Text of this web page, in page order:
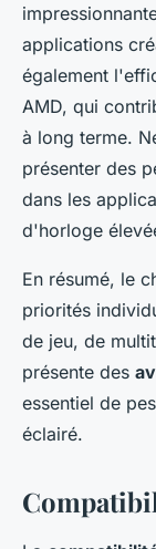
applications
également
AMD, qui
à long terme.
présenter des
dans les
d'horloge
En résumé, le
priorités
de jeu, de
présente des
essentiel de
éclairé.